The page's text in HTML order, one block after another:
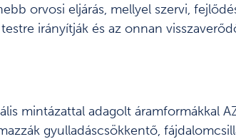
orvosi eljárás, mellyel szervi,
irányítják és az onnan
mintázattal adagolt áramformákkal
gyulladáscsökkentő,